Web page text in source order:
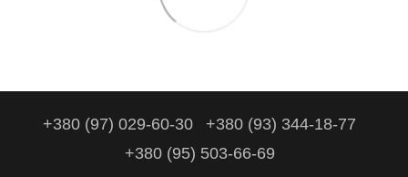
+380 (97) 029-60-30
+380 (93) 344-18-77
+380 (95) 503-66-69